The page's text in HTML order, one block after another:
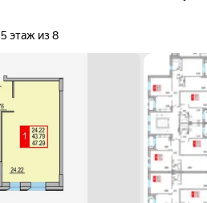
5 этаж из 8